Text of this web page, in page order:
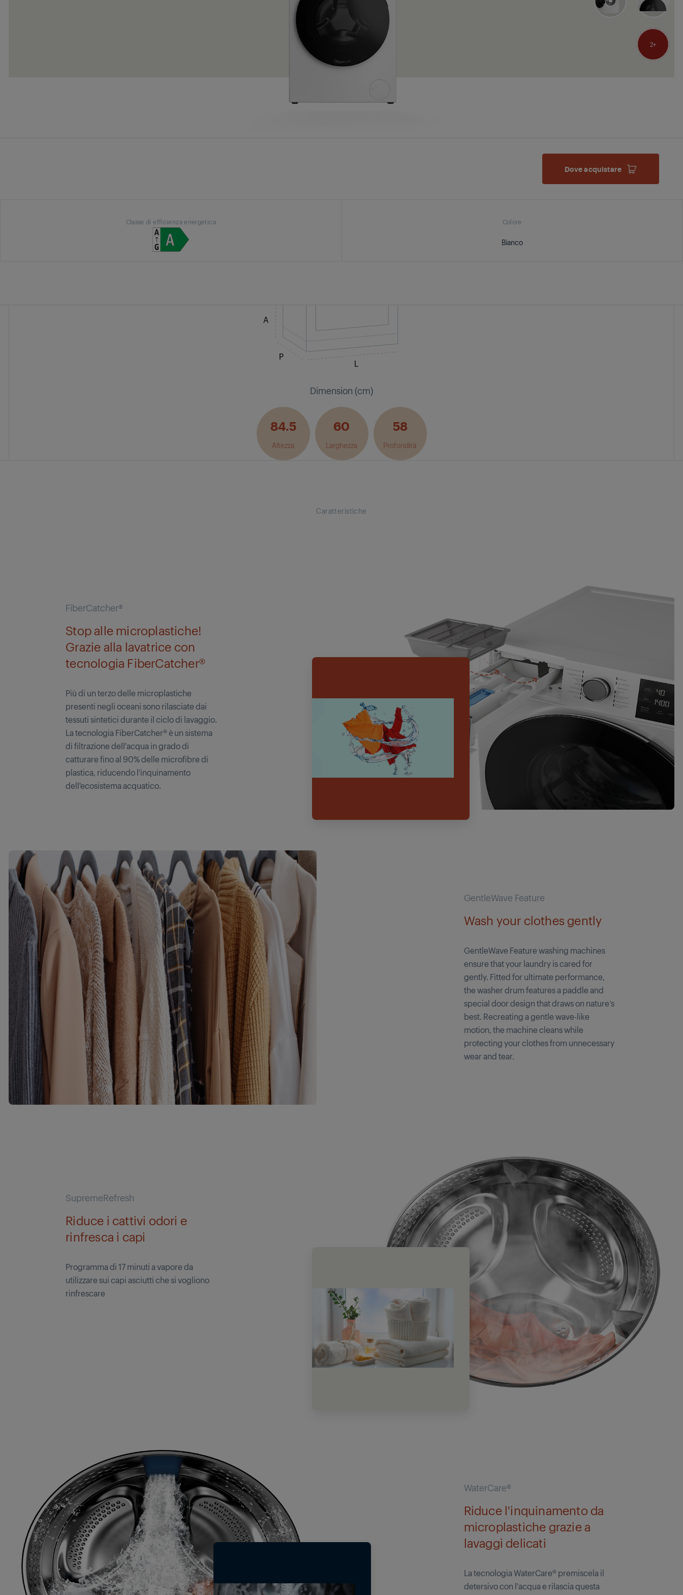
2
Dove acquistare
Classe di efficienza energetica Colore
Bianco
A
P
L
Dimension (cm)
84.5
Altezza
60
Larghezza
58
Profondità
Caratteristiche
FiberCatcher®
Stop alle microplastiche!
Grazie alla lavatrice con
tecnologia FiberCatcher®
Più di un terzo delle microplastiche
presenti negli oceani sono rilasciate dai
tessuti sintetici durante il ciclo di lavaggio.
La tecnologia FiberCatcher® è un sistema
di filtrazione dell'acqua in grado di
catturare fino al 90% delle microfibre di
plastica, riducendo l'inquinamento
dell'ecosistema acquatico.
GentleWave Feature
Wash your clothes gently
GentleWave Feature washing machines
ensure that your laundry is cared for
gently. Fitted for ultimate performance,
the washer drum features a paddle and
special door design that draws on nature’s
best. Recreating a gentle wave-like
motion, the machine cleans while
protecting your clothes from unnecessary
wear and tear.
SupremeRefresh
Riduce i cattivi odori e
rinfresca i capi
Programma di 17 minuti a vapore da
utilizzare sui capi asciutti che si vogliono
rinfrescare
WaterCare®
Riduce l'inquinamento da
microplastiche grazie a
lavaggi delicati
La tecnologia WaterCare® premiscela il
detersivo con l'acqua e rilascia questa